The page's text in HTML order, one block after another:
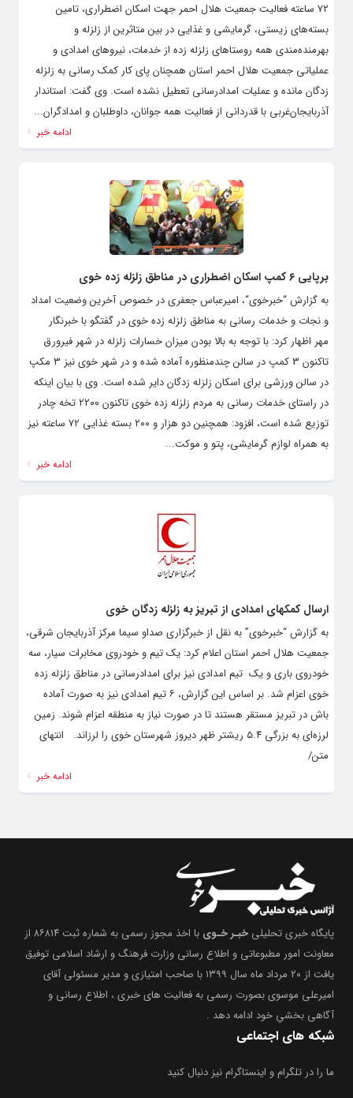
۷۲ ساعته فعالیت جمعیت هلال احمر جهت اسکان اضطراری، تامین
بسته‌های زیستی، گرمایشی و غذایی در بین متاثرین از زلزله و
بهرمنده‌مندی همه روستاهای زلزله زده از خدمات، نیروهای امدادی و
عملیاتی جمعیت هلال احمر استان همچنان پای کار کمک رسانی به زلزله
زدگان مانده و عملیات امدادرسانی تعطیل نشده است. وی گفت: استاندار
آذربایجان‌غربی با قدردانی از فعالیت همه جوانان، داوطلبان و امدادگران...
ادامه خبر
برپایی ۶ کمپ اسکان اضطراری در مناطق زلزله زده خوی
به گزارش “خبرخوی“، امیرعباس جعفری در خصوص آخرین وضعیت امداد
و نجات و خدمات رسانی به مناطق زلزله زده خوی در گفتگو با خبرنگار
مهر اظهار کرد: با توجه به بالا بودن میزان خسارات زلزله در شهر فیرورق
تاکنون ۳ کمپ در سالن چندمنظوره آماده شده و در شهر خوی نیز ۳ مکپ
در سالن ورزشی برای اسکان زلزله زدگان دایر شده است. وی با بیان اینکه
در راستای خدمات رسانی به مردم زلزله زده خوی تاکنون ۲۲۰۰ تخه چادر
توزیع شده است، افزود: همچنین دو هزار و ۲۰۰ بسته غذایی ۷۲ ساعته نیز
به همراه لوازم گرمایشی، پتو و موکت...
ادامه خبر
ارسال کمکهای امدادی از تبریز به زلزله زدگان خوی
به گزارش “خبرخوی” به نقل از خبرگزاری صداو سیما مرکز آذربایجان شرقی،
جمعیت هلال احمر استان اعلام کرد: یک تیم و خودروی مخابرات سیار، سه
خودروی باری و یک تیم امدادی نیز برای امدادرسانی در مناطق زلزله زده
خوی اعزام شد. بر اساس این گزارش، ۶ تیم امدادی نیز به صورت آماده
باش در تبریز مستقر هستند تا در صورت نیاز به منطقه اعزام شوند. زمین
لرزه‌ای به بزرگی ۵.۴ ریشتر ظهر دیروز شهرستان خوی را لرزاند. انتهای
متن/
ادامه خبر
پایگاه خبری تحلیلی خبـر خـوی
با اخذ مجوز رسمی به شماره ثبت ۸۶۸۱۴ از
معاونت امور مطبوعاتی و اطلاع رسانی وزارت فرهنگ و ارشاد اسلامی توفیق
یافت از ۲۰ مرداد ماه سال ۱۳۹۹ با صاحب امتیازی و مدیر مسئولی آقای
امیرعلی موسوی بصورت رسمی به فعالیت های خبری ، اطلاع رسانی و
آگاهی بخشیِ خود ادامه دهد .
شبکه های اجتماعی
ما را در تلگرام و اینستاگرام نیز دنبال کنید